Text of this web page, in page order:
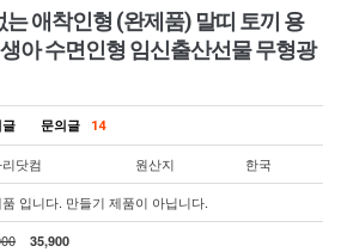
애착인형 (완제품) 말띠 토끼 용
아 수면인형 임신출산선물 무형광
글 문의글 14
닷컴 원산지
한국
입니다. 만들기 제품이 아닙니다.
35,900